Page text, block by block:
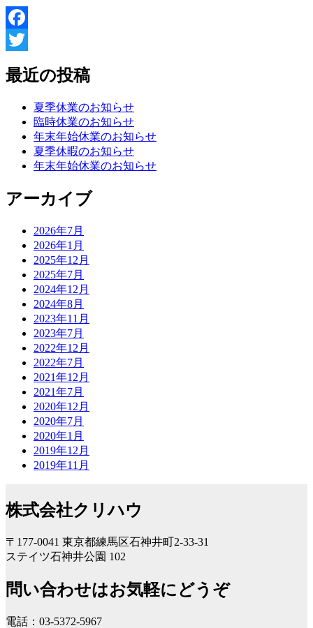
Facebook
最近の投稿
夏季休業のお知らせ
臨時休業のお知らせ
年末年始休業のお知らせ
夏季休暇のお知らせ
年末年始休業のお知らせ
アーカイブ
2026年7月
2026年1月
2025年12月
2025年7月
2024年12月
2024年8月
2023年11月
2023年7月
2022年12月
2022年7月
2021年12月
2021年7月
2020年12月
2020年7月
2020年1月
2019年12月
2019年11月
株式会社クリハウ
〒177-0041 東京都練馬区石神井町2-33-31
ステイツ石神井公園 102
問い合わせはお気軽にどうぞ
電話：03-5372-5967